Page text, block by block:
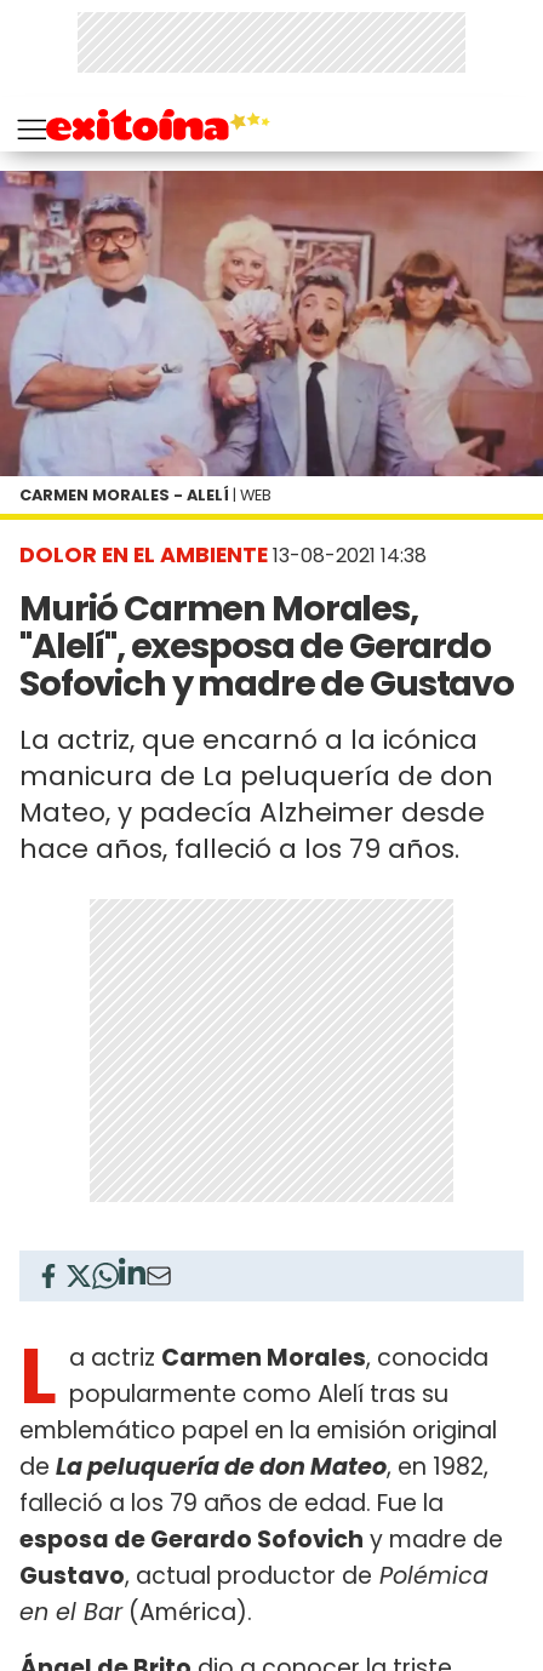
DOLOR EN EL AMBIENTE13-08-2021 14:38
Murió Carmen Morales,
"Alelí", exesposa de Gerardo
Sofovich y madre de Gustavo
La actriz, que encarnó a la icónica
manicura de La peluquería de don
Mateo, y padecía Alzheimer desde
hace años, falleció a los 79 años.
CARMEN MORALES - ALELÍ | WEB
L a actriz Carmen Morales, conocida
popularmente como Alelí tras su
emblemático papel en la emisión original
de La peluquería de don Mateo, en 1982,
falleció a los 79 años de edad. Fue la
esposa de Gerardo Sofovich y madre de
Gustavo, actual productor de Polémica
en el Bar(América).